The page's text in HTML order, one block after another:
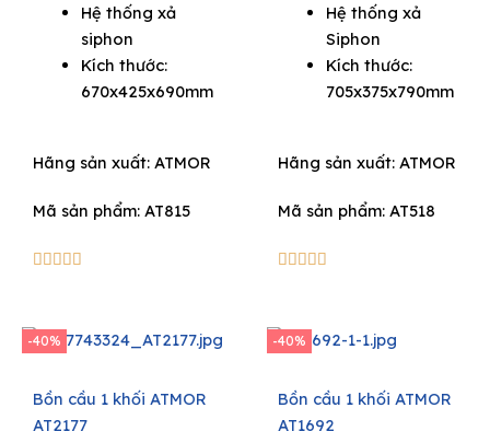
was:
7.700.000₫.
Hệ thống xả
siphon
Kích thước:
670x425x690mm
Hãng sản xuất: ATMOR
Mã sản phẩm: AT815
    
was:
7.700.000₫.
Hệ thống xả
Siphon
Kích thước:
705x375x790mm
Hãng sản xuất: ATMOR
Mã sản phẩm: AT518
    
-40%
Bồn cầu 1 khối ATMOR
AT2177
-40%
Bồn cầu 1 khối ATMOR
AT1692